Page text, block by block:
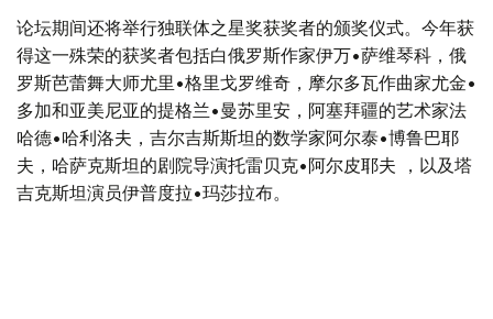
论坛期间还将举行独联体之星奖获奖者的颁奖仪式。今年获
得这一殊荣的获奖者包括白俄罗斯作家伊万•萨维琴科，俄
罗斯芭蕾舞大师尤里•格里戈罗维奇，摩尔多瓦作曲家尤金•
多加和亚美尼亚的提格兰•曼苏里安，阿塞拜疆的艺术家法
哈德•哈利洛夫，吉尔吉斯斯坦的数学家阿尔泰•博鲁巴耶
夫，哈萨克斯坦的剧院导演托雷贝克•阿尔皮耶夫 ，以及塔
吉克斯坦演员伊普度拉•玛莎拉布。